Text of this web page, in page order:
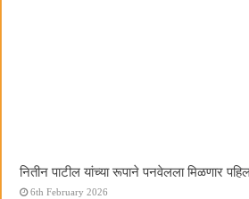
नितीन पाटील यांच्या रूपाने पनवेलला मिळणार
6th February 2026